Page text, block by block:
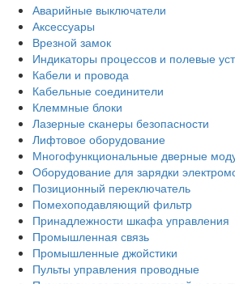
Аварийные выключатели
Аксессуары
Врезной замок
Индикаторы процессов и полевые
Кабели и провода
Кабельные соединители
Клеммные блоки
Лазерные сканеры безопасности
Лифтовое оборудование
Многофункциональные дверные
Оборудование для зарядки
Позиционный переключатель
Помехоподавляющий фильтр
Принадлежности шкафа управления
Промышленная связь
Промышленные джойстики
Пульты управления проводные